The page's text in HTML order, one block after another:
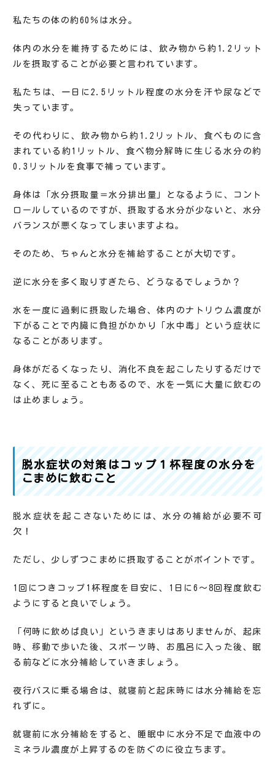
私たちの体の約60％は水分。
体内の水分を維持するためには、飲み物から約1.2リット
ルを摂取することが必要と言われています。
私たちは、一日に2.5リットル程度の水分を汗や尿などで
失っています。
その代わりに、飲み物から約1.2リットル、食べものに含
まれている約1リットル、食べ物分解時に生じる水分の約
0.3リットルを食事で補っています。
身体は「水分摂取量＝水分排出量」となるように、コント
ロールしているのですが、摂取する水分が少ないと、水分
バランスが悪くなってしまいますよね。
そのため、ちゃんと水分を補給することが大切です。
逆に水分を多く取りすぎたら、どうなるでしょうか？
水を一度に過剰に摂取した場合、体内のナトリウム濃度が
下がることで内臓に負担がかかり「水中毒」という症状に
なることがあります。
身体がだるくなったり、消化不良を起こしたりするだけで
なく、死に至ることもあるので、水を一気に大量に飲むの
は止めましょう。
脱水症状の対策はコップ１杯程度の水分を
こまめに飲むこと
脱水症状を起こさないためには、水分の補給が必要不可
欠！
ただし、少しずつこまめに摂取することがポイントです。
1回につきコップ1杯程度を目安に、1日に6～8回程度飲む
ようにすると良いでしょう。
「何時に飲めば良い」というきまりはありませんが、起床
時、移動で歩いた後、スポーツ時、お風呂に入った後、眠
る前などに水分補給していきましょう。
夜行バスに乗る場合は、就寝前と起床時には水分補給を忘
れずに。
就寝前に水分補給をすると、睡眠中に水分不足で血液中の
ミネラル濃度が上昇するのを防ぐのに役立ちます。